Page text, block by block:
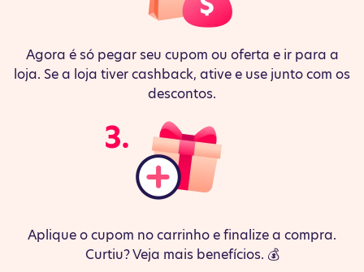
Agora é só pegar seu cupom ou oferta e ir para a
loja. Se a loja tiver cashback, ative e use junto com os
descontos.
Aplique o cupom no carrinho e finalize a compra.
Curtiu? Veja mais benefícios. 💰